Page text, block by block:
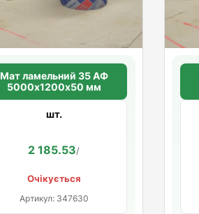
Мат ламельний 35 АФ
5000х1200х50 мм
шт.
2 185.53/
Очікується
Артикул: 347630